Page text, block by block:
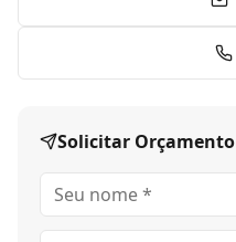
Solicitar Orçamento